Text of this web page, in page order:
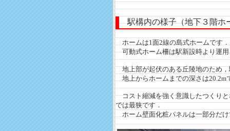
駅構内の様子（地下３階ホ
ホームは1面2線の島式ホームです．
可動式ホーム柵は駅新設時より運用
地上部が起伏のある丘陵地のため，
地上からホームまでの深さは20.2m
コスト縮減を強く意識したつくりと
では最狭です．
ホーム壁面化粧パネルは一部分だ